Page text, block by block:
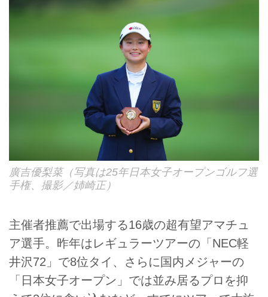
廣吉優梨菜（写真は25年日本女子オープンゴルフ選
手権、撮影／姉崎正）
主催者推薦で出場する16歳の超有望アマチュ
ア選手。昨年はレギュラーツアーの「NEC軽
井沢72」で8位タイ、さらに国内メジャーの
「日本女子オープン」では並み居るプロを抑